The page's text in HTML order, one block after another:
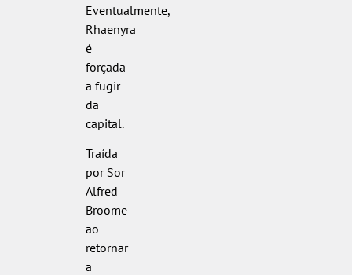
Eventualmente,
Rhaenyra
é
forçada
a fugir
da
capital.
Traída
por Sor
Alfred
Broome
ao
retornar
a